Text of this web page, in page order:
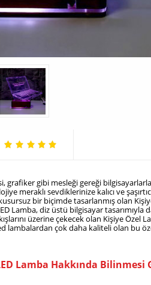
grafiker gibi mesleği gereği
meraklı sevdiklerinize kalıcı ve
bir biçimde tasarlanmış olan
Lamba, diz üstü bilgisayar
üzerine çekecek olan Kişiye Özel
lambalardan çok daha kaliteli olan bu
Lamba Hakkında Bilinmesi